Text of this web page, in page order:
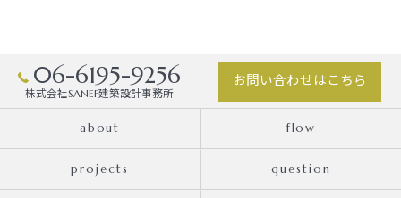
06-6195-9256
株式会社SANEF建築設計事務所
お問い合わせはこちら
about flow
projects question